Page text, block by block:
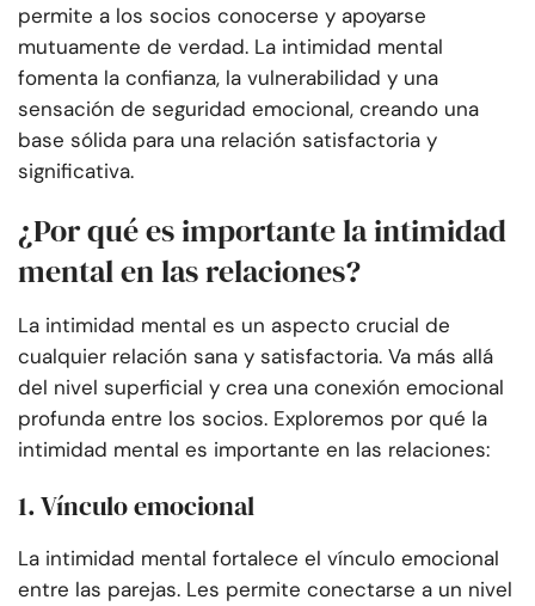
permite a los socios conocerse y apoyarse
mutuamente de verdad. La intimidad mental
fomenta la confianza, la vulnerabilidad y una
sensación de seguridad emocional, creando una
base sólida para una relación satisfactoria y
significativa.
¿Por qué es importante la intimidad
mental en las relaciones?
La intimidad mental es un aspecto crucial de
cualquier relación sana y satisfactoria. Va más allá
del nivel superficial y crea una conexión emocional
profunda entre los socios. Exploremos por qué la
intimidad mental es importante en las relaciones:
1. Vínculo emocional
La intimidad mental fortalece el vínculo emocional
entre las parejas. Les permite conectarse a un nivel